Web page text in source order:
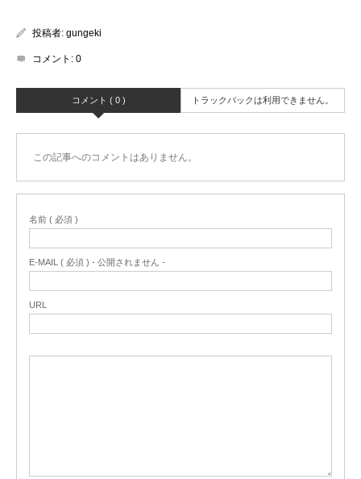
投稿者: gungeki
コメント: 0
コメント ( 0 ) トラックバックは利用できません。
この記事へのコメントはありません。
名前 ( 必須 )
E-MAIL ( 必須 ) - 公開されません -
URL